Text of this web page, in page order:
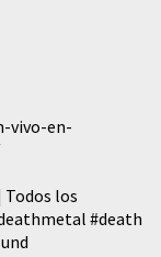
vivo-en-
Todos los
#death